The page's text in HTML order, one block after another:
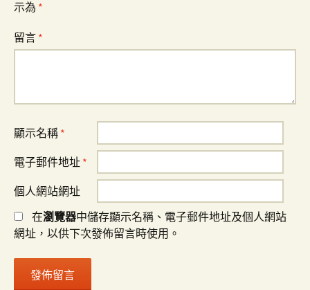
示為 *
留言 *
顯示名稱 *
電子郵件地址 *
個人網站網址
在瀏覽器中儲存顯示名稱、電子郵件地址及個人網站
網址，以供下次發佈留言時使用。